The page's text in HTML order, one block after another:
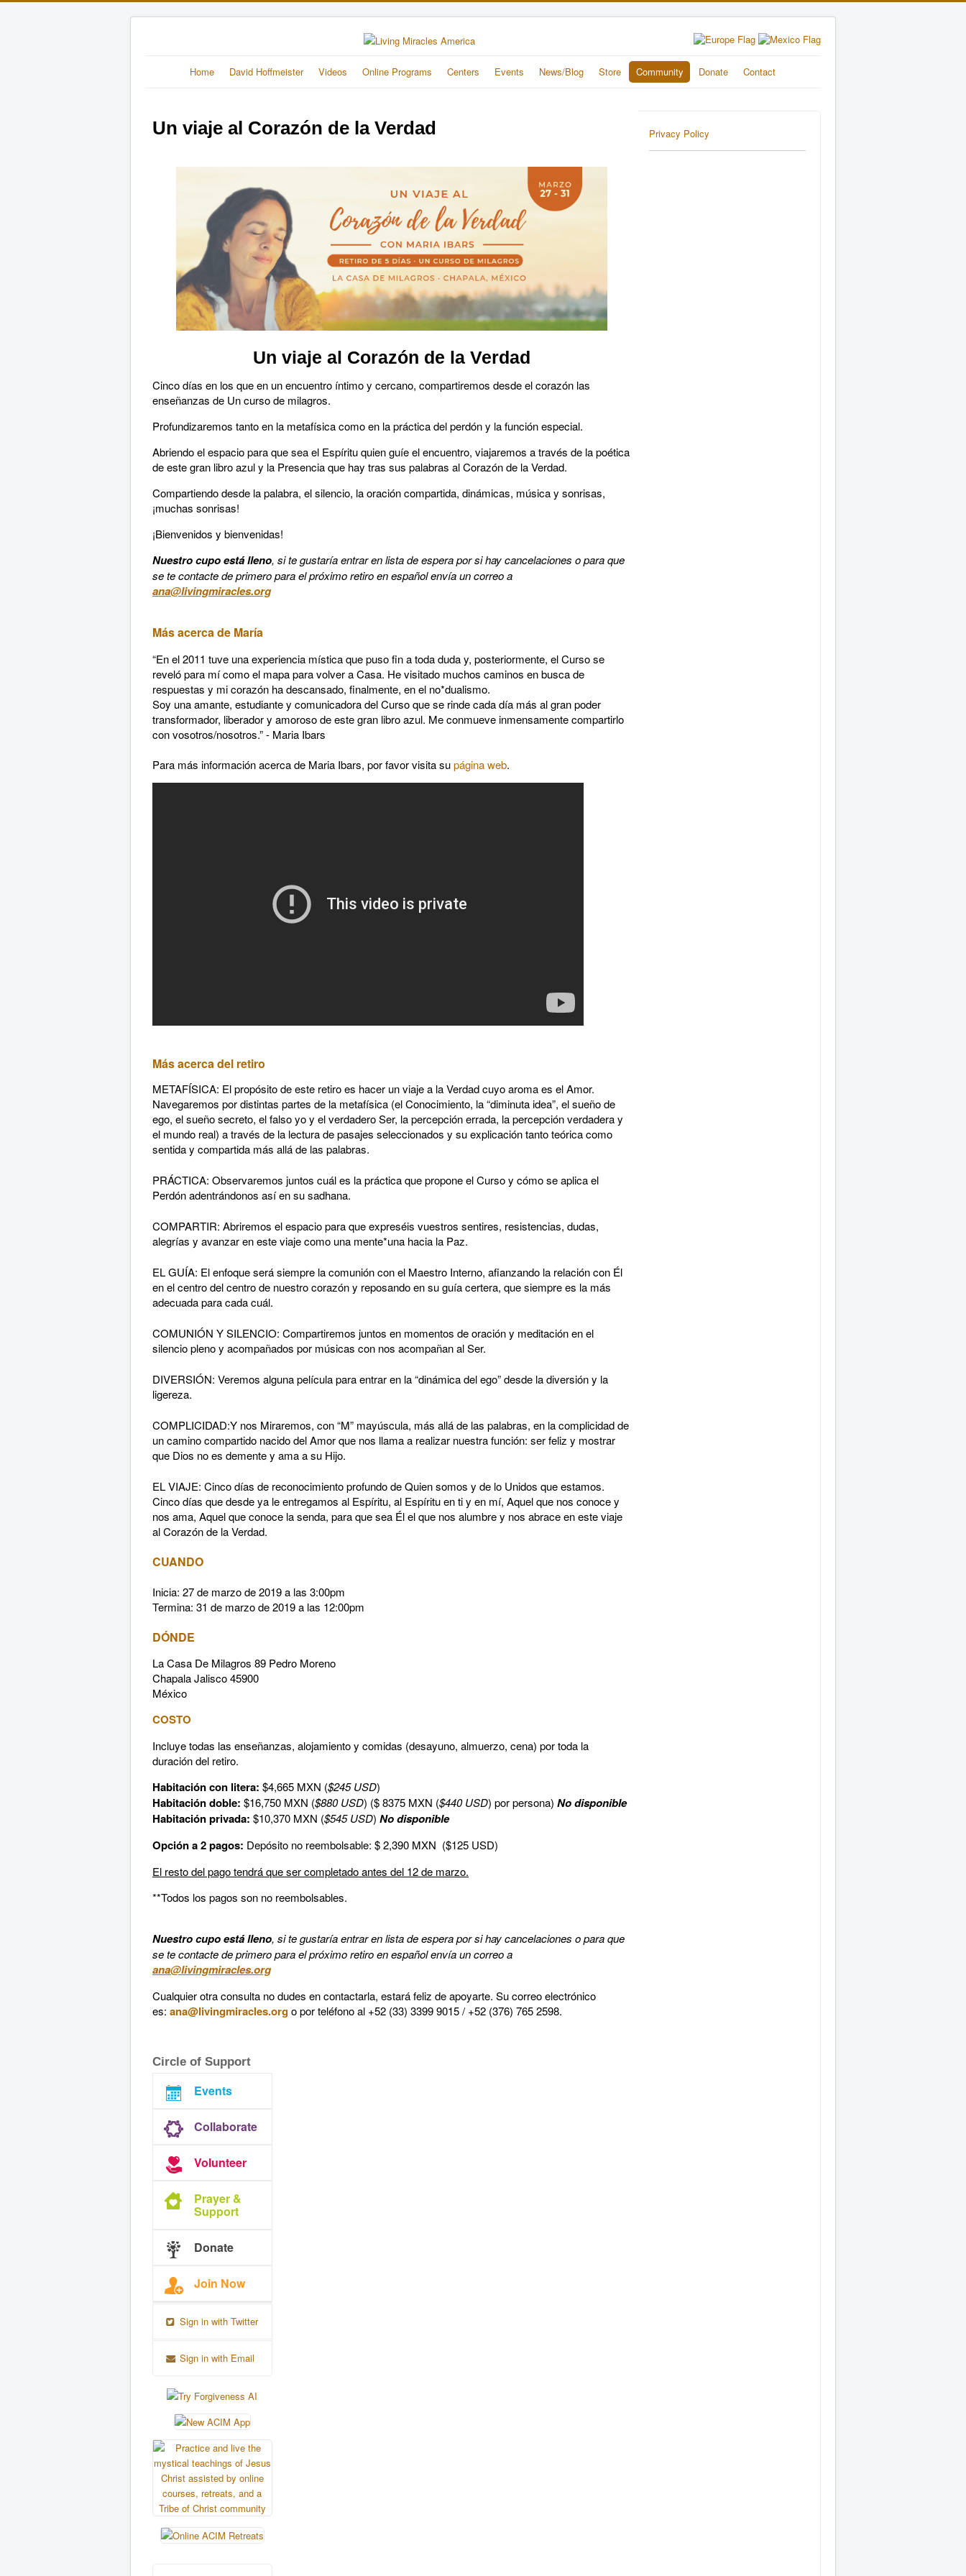
Home David Hoffmeister Videos Online Programs Centers Events News/Blog Store Community Donate Contact
Un viaje al Corazón de la Verdad
Un viaje al Corazón de la Verdad
Cinco días en los que en un encuentro íntimo y cercano, compartiremos desde el corazón las
enseñanzas de Un curso de milagros.
Profundizaremos tanto en la metafísica como en la práctica del perdón y la función especial.
Abriendo el espacio para que sea el Espíritu quien guíe el encuentro, viajaremos a través de la poética
de este gran libro azul y la Presencia que hay tras sus palabras al Corazón de la Verdad.
Compartiendo desde la palabra, el silencio, la oración compartida, dinámicas, música y sonrisas,
¡muchas sonrisas!
¡Bienvenidos y bienvenidas!
Nuestro cupo está lleno, si te gustaría entrar en lista de espera por si hay cancelaciones o para que
se te contacte de primero para el próximo retiro en español envía un correo a
ana@livingmiracles.org
Más acerca de María
“En el 2011 tuve una experiencia mística que puso fin a toda duda y, posteriormente, el Curso se
reveló para mí como el mapa para volver a Casa. He visitado muchos caminos en busca de
respuestas y mi corazón ha descansado, finalmente, en el no*dualismo.
Soy una amante, estudiante y comunicadora del Curso que se rinde cada día más al gran poder
transformador, liberador y amoroso de este gran libro azul. Me conmueve inmensamente compartirlo
con vosotros/nosotros.” - Maria Ibars
Para más información acerca de Maria Ibars, por favor visita supágina web.
Más acerca del retiro
METAFÍSICA: El propósito de este retiro es hacer un viaje a la Verdad cuyo aroma es el Amor.
Navegaremos por distintas partes de la metafísica (el Conocimiento, la “diminuta idea”, el sueño de
ego, el sueño secreto, el falso yo y el verdadero Ser, la percepción errada, la percepción verdadera y
el mundo real) a través de la lectura de pasajes seleccionados y su explicación tanto teórica como
sentida y compartida más allá de las palabras.
PRÁCTICA: Observaremos juntos cuál es la práctica que propone el Curso y cómo se aplica el
Perdón adentrándonos así en su sadhana.
COMPARTIR: Abriremos el espacio para que expreséis vuestros sentires, resistencias, dudas,
alegrías y avanzar en este viaje como una mente*una hacia la Paz.
EL GUÍA: El enfoque será siempre la comunión con el Maestro Interno, afianzando la relación con Él
en el centro del centro de nuestro corazón y reposando en su guía certera, que siempre es la más
adecuada para cada cuál.
COMUNIÓN Y SILENCIO: Compartiremos juntos en momentos de oración y meditación en el
silencio pleno y acompañados por músicas con nos acompañan al Ser.
DIVERSIÓN: Veremos alguna película para entrar en la “dinámica del ego” desde la diversión y la
ligereza.
COMPLICIDAD:Y nos Miraremos, con “M” mayúscula, más allá de las palabras, en la complicidad de
un camino compartido nacido del Amor que nos llama a realizar nuestra función: ser feliz y mostrar
que Dios no es demente y ama a su Hijo.
EL VIAJE: Cinco días de reconocimiento profundo de Quien somos y de lo Unidos que estamos.
Cinco días que desde ya le entregamos al Espíritu, al Espíritu en ti y en mí, Aquel que nos conoce y
nos ama, Aquel que conoce la senda, para que sea Él el que nos alumbre y nos abrace en este viaje
al Corazón de la Verdad.
CUANDO
Inicia: 27 de marzo de 2019 a las 3:00pm
Termina: 31 de marzo de 2019 a las 12:00pm
DÓNDE
La Casa De Milagros 89 Pedro Moreno
Chapala Jalisco 45900
México
COSTO
Incluye todas las enseñanzas, alojamiento y comidas (desayuno, almuerzo, cena) por toda la
duración del retiro.
Habitación con litera: $4,665 MXN ($245 USD)
Habitación doble: $16,750 MXN ($880 USD) ($ 8375 MXN ($440 USD) por persona) No disponible
Habitación privada: $10,370 MXN ($545 USD) No disponible
Opción a 2 pagos: Depósito no reembolsable: $ 2,390 MXN ($125 USD)
El resto del pago tendrá que ser completado antes del 12 de marzo.
**Todos los pagos son no reembolsables.
Nuestro cupo está lleno, si te gustaría entrar en lista de espera por si hay cancelaciones o para que
se te contacte de primero para el próximo retiro en español envía un correo a
ana@livingmiracles.org
Cualquier otra consulta no dudes en contactarla, estará feliz de apoyarte. Su correo electrónico
es: ana@livingmiracles.orgo por teléfono al +52 (33) 3399 9015 / +52 (376) 765 2598.
Circle of Support
Events
Collaborate
Volunteer
Prayer &
Support
Donate
Join Now
Sign in with Twitter
Sign in with Email
Privacy Policy